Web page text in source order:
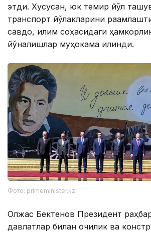
этди. Хусусан, юк темир йўл
транспорт йўлакларини
савдо, иқлим соҳасидаги
йўналишлар муҳокама қилинди.
Фото: primeminister.kz
Олжас Бектенов Президент
давлатлар билан очиқлик ва